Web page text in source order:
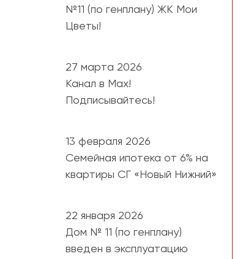
№11 (по генплану) ЖК Мои
Цветы!
27 марта 2026
Канал в Мах!
Подписывайтесь!
13 февраля 2026
Семейная ипотека от 6% на
квартиры СГ «Новый Нижний»
22 января 2026
Дом № 11 (по генплану)
введен в эксплуатацию